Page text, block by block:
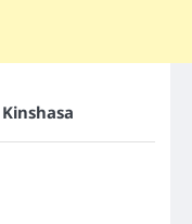
Kinshasa